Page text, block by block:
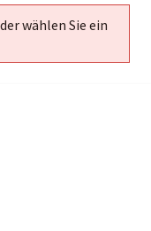
wählen Sie ein